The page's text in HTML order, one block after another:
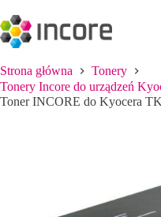
do
treści
Strona główna
Tonery
Tonery Incore do urządzeń
Toner INCORE do Kyocera